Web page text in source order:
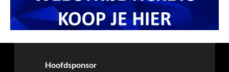
Hoofdsponsor